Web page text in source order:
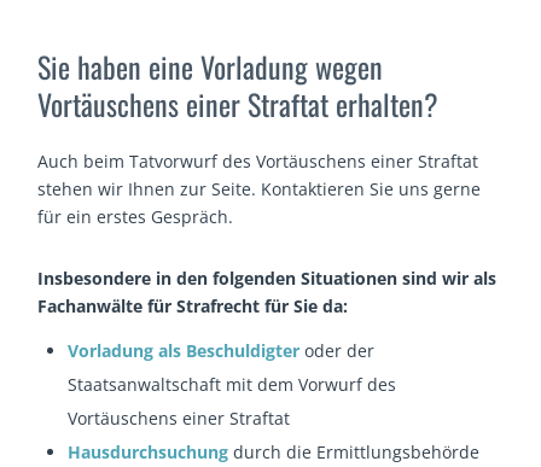
Sie haben eine Vorladung wegen
Vortäuschens einer Straftat erhalten?
Auch beim Tatvorwurf des Vortäuschens einer Straftat
stehen wir Ihnen zur Seite. Kontaktieren Sie uns gerne
für ein erstes Gespräch.
Insbesondere in den folgenden Situationen sind wir als
Fachanwälte für Strafrecht für Sie da:
Vorladung als Beschuldigter oder der
Staatsanwaltschaft mit dem Vorwurf des
Vortäuschens einer Straftat
Hausdurchsuchung durch die Ermittlungsbehörde